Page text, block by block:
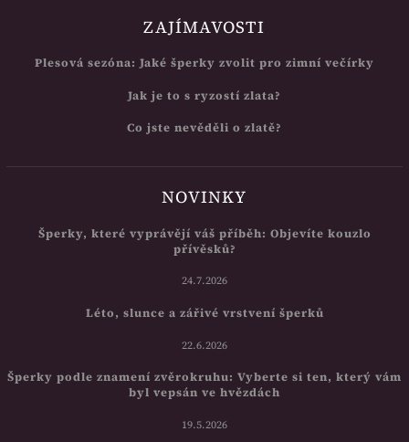
ZAJÍMAVOSTI
Plesová sezóna: Jaké šperky zvolit pro zimní večírky
Jak je to s ryzostí zlata?
Co jste nevěděli o zlatě?
NOVINKY
Šperky, které vyprávějí váš příběh: Objevíte kouzlo
přívěsků?
24.7.2026
Léto, slunce a zářivé vrstvení šperků
22.6.2026
Šperky podle znamení zvěrokruhu: Vyberte si ten, který vám
byl vepsán ve hvězdách
19.5.2026